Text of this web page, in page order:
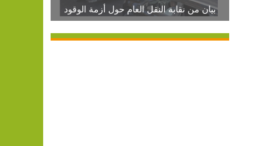
بيان من نقابة النقل العام حول أزمة الوقود